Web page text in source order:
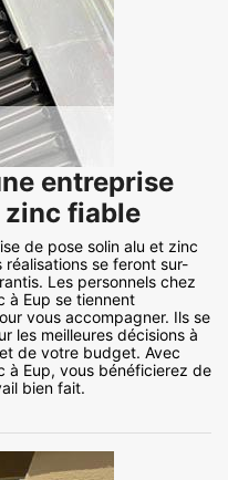
entreprise
zinc fiable
de pose solin alu et zinc
se feront sur-
Les personnels chez
à Eup se tiennent
vous accompagner. Ils se
les meilleures décisions à
de votre budget. Avec
à Eup, vous bénéficierez de
bien fait.